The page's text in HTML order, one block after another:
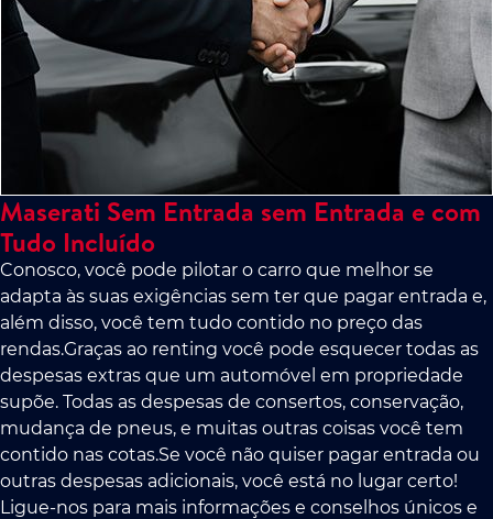
Maserati Sem Entrada sem Entrada e com
Tudo Incluído
Conosco, você pode pilotar o carro que melhor se
adapta às suas exigências sem ter que pagar entrada e,
além disso, você tem tudo contido no preço das
rendas.Graças ao renting você pode esquecer todas as
despesas extras que um automóvel em propriedade
supõe. Todas as despesas de consertos, conservação,
mudança de pneus, e muitas outras coisas você tem
contido nas cotas.Se você não quiser pagar entrada ou
outras despesas adicionais, você está no lugar certo!
Ligue-nos para mais informações e conselhos únicos e